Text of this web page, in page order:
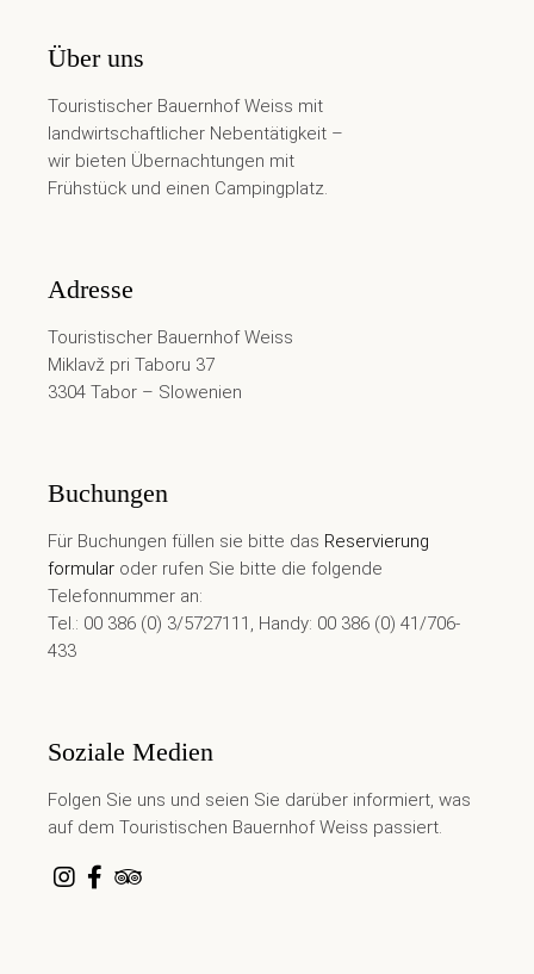
Über uns
Touristischer Bauernhof Weiss mit
landwirtschaftlicher Nebentätigkeit –
wir bieten Übernachtungen mit
Frühstück und einen Campingplatz.
Adresse
Touristischer Bauernhof Weiss
Miklavž pri Taboru 37
3304 Tabor – Slowenien
Buchungen
Für Buchungen füllen sie bitte das Reservierung
formular oder rufen Sie bitte die folgende
Telefonnummer an:
Tel.: 00 386 (0) 3/5727111, Handy: 00 386 (0) 41/706-
433
Soziale Medien
Folgen Sie uns und seien Sie darüber informiert, was
auf dem Touristischen Bauernhof Weiss passiert.